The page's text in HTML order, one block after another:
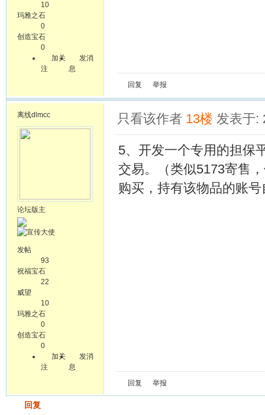
10
玛雅之石
0
创造宝石
0
加关
注
发消
息
回复 举报
离线dlmcc
论坛版主
发帖
93
祝福宝石
22
威望
10
玛雅之石
0
创造宝石
0
加关
注
发消
息
只看该作者 13楼 发表于:
5、开发一个专用的担保
交易。（类似5173寄售
购买，持有该物品的账
回复 举报
回复